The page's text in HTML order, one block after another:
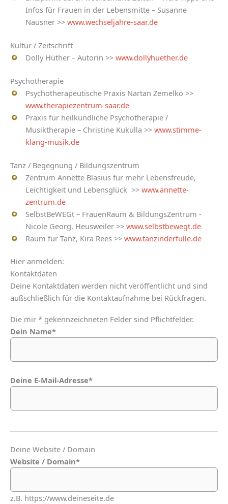
Infos für Frauen in der Lebensmitte – Susanne
Nausner >> www.wechseljahre-saar.de
Kultur / Zeitschrift
Dolly Hüther – Autorin >> www.dollyhuether.de
Psychotherapie
Psychotherapeutische Praxis Nartan Zemelko >>
www.therapiezentrum-saar.de
Praxis für heilkundliche Psychotherapie /
Musiktherapie – Christine Kukulla >> www.stimme-
klang-musik.de
Tanz / Begegnung / Bildungszentrum
Zentrum Annette Blasius für mehr Lebensfreude,
Leichtigkeit und Lebensglück >> www.annette-
zentrum.de
SelbstBeWEGt – FrauenRaum & BildungsZentrum -
Nicole Georg, Heusweiler >> www.selbstbewegt.de
Raum für Tanz, Kira Rees >> www.tanzinderfülle.de
Hier anmelden:
Kontaktdaten
Deine Kontaktdaten werden nicht veröffentlicht und sind
außschließlich für die Kontaktaufnahme bei Rückfragen.
Die mir * gekennzeichneten Felder sind Pflichtfelder.
Dein Name*
Deine E-Mail-Adresse*
Deine Website / Domain
Website / Domain*
z.B. https://www.deineseite.de